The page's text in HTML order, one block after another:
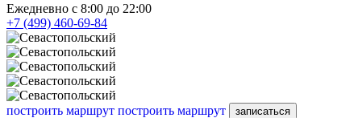
Ежедневно с 8:00 до 22:00
+7 (499) 460-69-84
построить маршрут построить маршрут записаться